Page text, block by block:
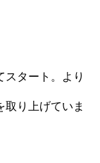
スタート。より
り上げていま